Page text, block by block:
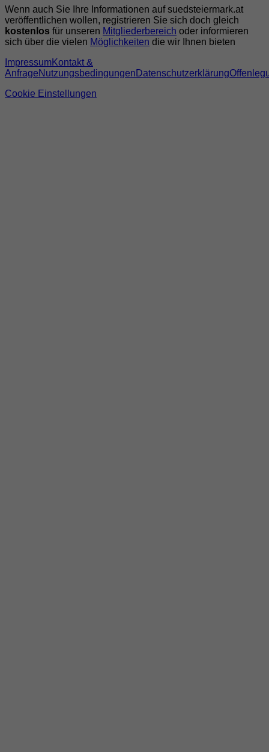
Wenn auch Sie Ihre Informationen auf suedsteiermark.at
veröffentlichen wollen, registrieren Sie sich doch gleich
kostenlos für unseren Mitgliederbereich oder informieren
sich über die vielen Möglichkeiten die wir Ihnen bieten
ImpressumKontakt &
AnfrageNutzungsbedingungen Datenschutzerklärung
Cookie Einstellungen